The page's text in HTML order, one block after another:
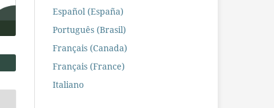
Español (España)
Português (Brasil)
Français (Canada)
Français (France)
Italiano